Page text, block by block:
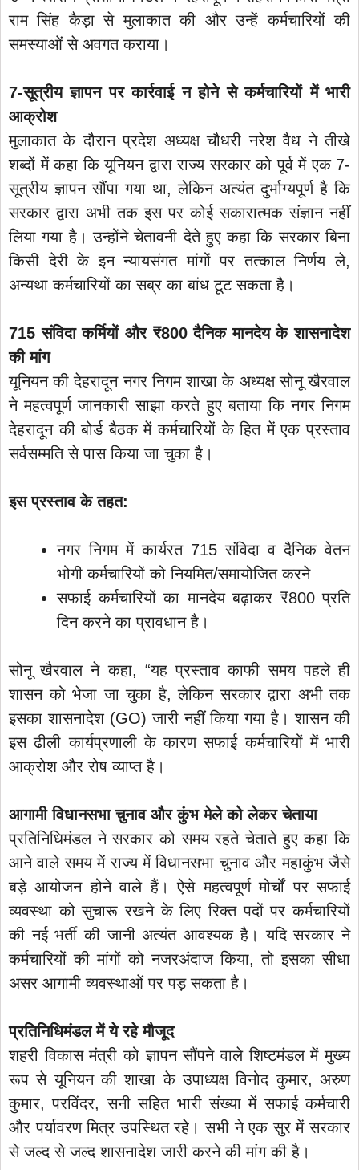
राम सिंह कैड़ा से मुलाकात की और उन्हें कर्मचारियों की
समस्याओं से अवगत कराया।
7-सूत्रीय ज्ञापन पर कार्रवाई न होने से कर्मचारियों में भारी
आक्रोश
मुलाकात के दौरान प्रदेश अध्यक्ष चौधरी नरेश वैध ने तीखे
शब्दों में कहा कि यूनियन द्वारा राज्य सरकार को पूर्व में एक 7-
सूत्रीय ज्ञापन सौंपा गया था, लेकिन अत्यंत दुर्भाग्यपूर्ण है कि
सरकार द्वारा अभी तक इस पर कोई सकारात्मक संज्ञान नहीं
लिया गया है। उन्होंने चेतावनी देते हुए कहा कि सरकार बिना
किसी देरी के इन न्यायसंगत मांगों पर तत्काल निर्णय ले,
अन्यथा कर्मचारियों का सब्र का बांध टूट सकता है।
715 संविदा कर्मियों और ₹800 दैनिक मानदेय के शासनादेश
की मांग
यूनियन की देहरादून नगर निगम शाखा के अध्यक्ष सोनू खैरवाल
ने महत्वपूर्ण जानकारी साझा करते हुए बताया कि नगर निगम
देहरादून की बोर्ड बैठक में कर्मचारियों के हित में एक प्रस्ताव
सर्वसम्मति से पास किया जा चुका है।
इस प्रस्ताव के तहत:
नगर निगम में कार्यरत 715 संविदा व दैनिक वेतन
भोगी कर्मचारियों को नियमित/समायोजित करने
सफाई कर्मचारियों का मानदेय बढ़ाकर ₹800 प्रति
दिन करने का प्रावधान है।
सोनू खैरवाल ने कहा, “यह प्रस्ताव काफी समय पहले ही
शासन को भेजा जा चुका है, लेकिन सरकार द्वारा अभी तक
इसका शासनादेश (GO) जारी नहीं किया गया है। शासन की
इस ढीली कार्यप्रणाली के कारण सफाई कर्मचारियों में भारी
आक्रोश और रोष व्याप्त है।
आगामी विधानसभा चुनाव और कुंभ मेले को लेकर चेताया
प्रतिनिधिमंडल ने सरकार को समय रहते चेताते हुए कहा कि
आने वाले समय में राज्य में विधानसभा चुनाव और महाकुंभ जैसे
बड़े आयोजन होने वाले हैं। ऐसे महत्वपूर्ण मोर्चों पर सफाई
व्यवस्था को सुचारू रखने के लिए रिक्त पदों पर कर्मचारियों
की नई भर्ती की जानी अत्यंत आवश्यक है। यदि सरकार ने
कर्मचारियों की मांगों को नजरअंदाज किया, तो इसका सीधा
असर आगामी व्यवस्थाओं पर पड़ सकता है।
प्रतिनिधिमंडल में ये रहे मौजूद
शहरी विकास मंत्री को ज्ञापन सौंपने वाले शिष्टमंडल में मुख्य
रूप से यूनियन की शाखा के उपाध्यक्ष विनोद कुमार, अरुण
कुमार, परविंदर, सनी सहित भारी संख्या में सफाई कर्मचारी
और पर्यावरण मित्र उपस्थित रहे। सभी ने एक सुर में सरकार
से जल्द से जल्द शासनादेश जारी करने की मांग की है।